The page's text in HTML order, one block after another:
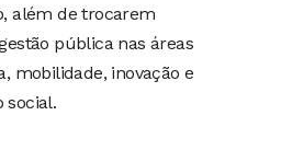
além de trocarem
pública nas áreas
mobilidade, inovação e
social.